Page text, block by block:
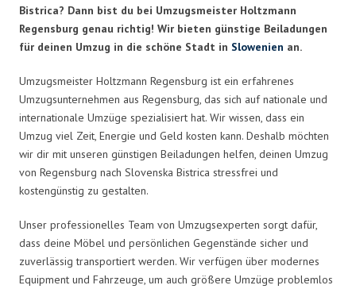
Bistrica? Dann bist du bei Umzugsmeister Holtzmann
Regensburg genau richtig! Wir bieten günstige Beiladungen
für deinen Umzug in die schöne Stadt in Slowenien an.
Umzugsmeister Holtzmann Regensburg ist ein erfahrenes
Umzugsunternehmen aus Regensburg, das sich auf nationale und
internationale Umzüge spezialisiert hat. Wir wissen, dass ein
Umzug viel Zeit, Energie und Geld kosten kann. Deshalb möchten
wir dir mit unseren günstigen Beiladungen helfen, deinen Umzug
von Regensburg nach Slovenska Bistrica stressfrei und
kostengünstig zu gestalten.
Unser professionelles Team von Umzugsexperten sorgt dafür,
dass deine Möbel und persönlichen Gegenstände sicher und
zuverlässig transportiert werden. Wir verfügen über modernes
Equipment und Fahrzeuge, um auch größere Umzüge problemlos